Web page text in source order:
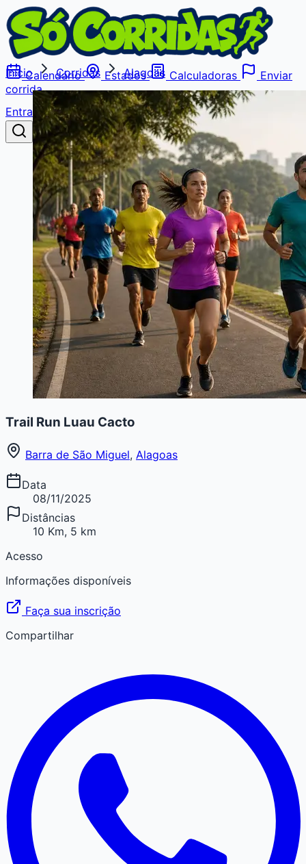
Calendário Estados Calculadoras
Enviar
corrida
Entrar
Buscar
Início Corridas Alagoas
Trail Run Luau Cacto
Barra de São Miguel, Alagoas
Data
08/11/2025
Distâncias
10 Km, 5 km
Acesso
Informações disponíveis
Faça sua inscrição
Compartilhar